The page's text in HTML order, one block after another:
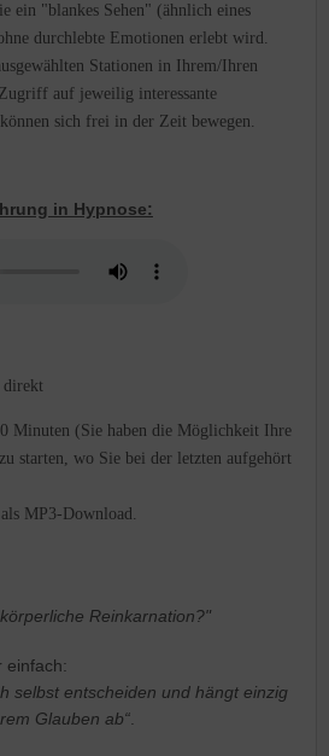
ein "blankes Sehen" (ähnlich eines
durchlebte Emotionen erlebt wird.
Stationen in Ihrem/Ihren
auf jeweilig interessante
sich frei in der Zeit bewegen.
in Hypnose:
direkt
Minuten (Sie haben die Möglichkeit Ihre
starten, wo Sie bei der letzten aufgehört
MP3-Download.
Reinkarnation?"
einfach:
selbst entscheiden und hängt einzig
Glauben ab“